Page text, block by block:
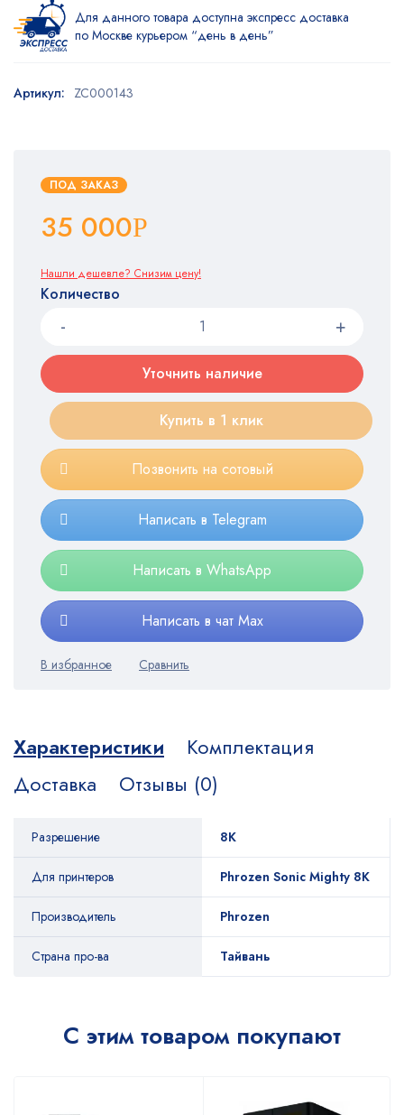
ПОД ЗАКАЗ
35 000Р
Нашли дешевле? Снизим цену!
Количество
Уточнить наличие
Купить в 1 клик
Позвонить на сотовый
Написать в Telegram
Написать в WhatsApp
Написать в чат Max
Для данного товара доступна экспресс доставка
по Москве курьером “день в день”
Артикул: ZC000143
Характеристики
Комплектация
Доставка
Отзывы (0)
Разрешение 8K
Для принтеров Phrozen Sonic Mighty 8K
Производитель Phrozen
Страна про-ва Тайвань
С этим товаром покупают